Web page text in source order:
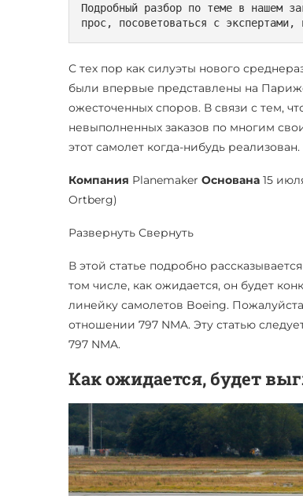
Подробный разбор по теме в нашем
прос, посоветоваться с экспертами,
С тех пор как силуэты нового
были впервые представлены на
ожесточенных споров. В связи с тем,
невыполненных заказов по многим
этот самолет когда-нибудь реализован.
Компания Planemaker Основана 15
Ortberg)
Развернуть Свернуть
В этой статье подробно
том числе, как ожидается, он будет
линейку самолетов Boeing.
отношении 797 NMA. Эту статью
797 NMA.
Как ожидается, будет